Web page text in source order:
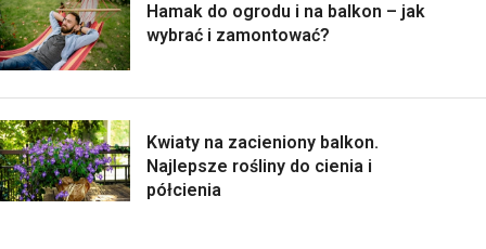
Hamak do ogrodu i na balkon – jak
wybrać i zamontować?
Kwiaty na zacieniony balkon.
Najlepsze rośliny do cienia i
półcienia